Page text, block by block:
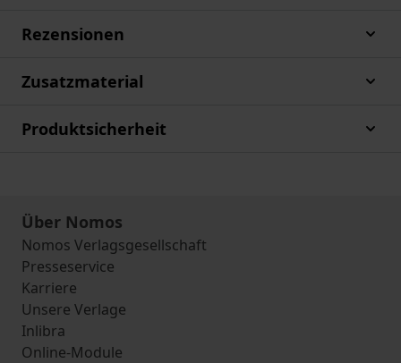
Rezensionen
Zusatzmaterial
Produktsicherheit
Über Nomos
Nomos Verlagsgesellschaft
Presseservice
Karriere
Unsere Verlage
Inlibra
Online-Module